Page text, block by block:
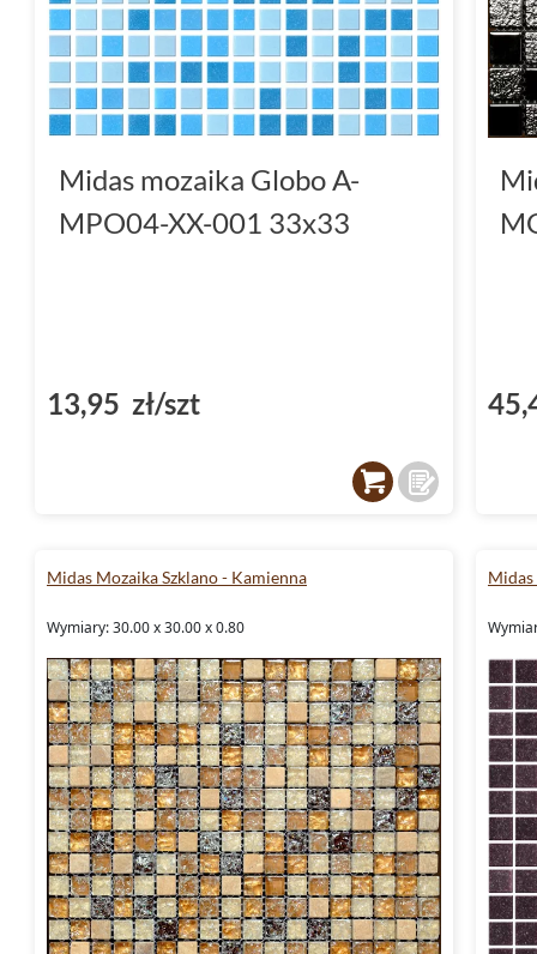
Midas mozaika Globo A-
MPO04-XX-001 33x33
13,95 zł/szt
Midas Mozaika Szklano - Kamienna
Wymiary: 30.00 x 30.00 x 0.80